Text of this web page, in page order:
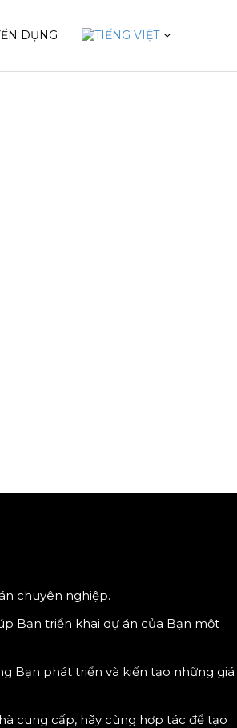
DỤNG
chuyên nghiệp.
Bạn triển khai dự án của Bạn một
Bạn phát triển và kiến tạo những giá
cung cấp, hãy cùng hợp tác để tạo